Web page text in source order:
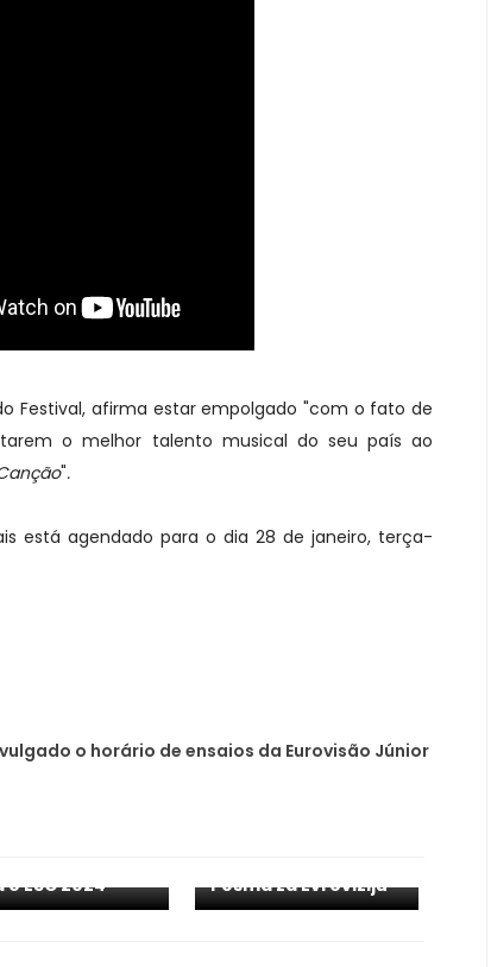
Festival, afirma estar empolgado "com o fato de
o melhor talento musical do seu país ao
".
está agendado para o dia 28 de janeiro, terça-
o horário de ensaios da Eurovisão Júnior
ESC 2024
Pesma za Evroviziju